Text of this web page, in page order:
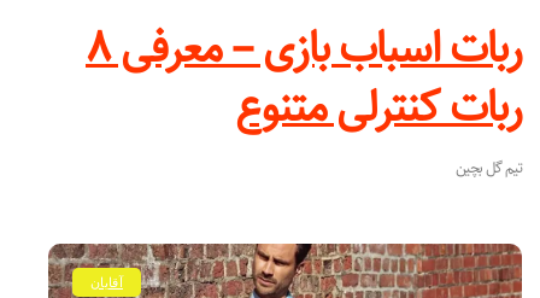
ربات اسباب بازی – معرفی ۸
ربات کنترلی متنوع
تیم گل بچین
آقایان